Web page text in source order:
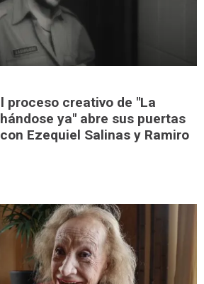
proceso creativo de "La
ya" abre sus puertas
Ezequiel Salinas y Ramiro